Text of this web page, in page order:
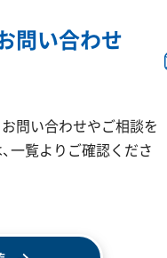
問い合わせ
問い合わせやご相談を
一覧よりご確認くださ